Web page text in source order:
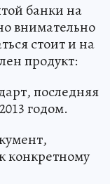
банки на
внимательно
стоит и на
продукт:
последняя
годом.
конкретному